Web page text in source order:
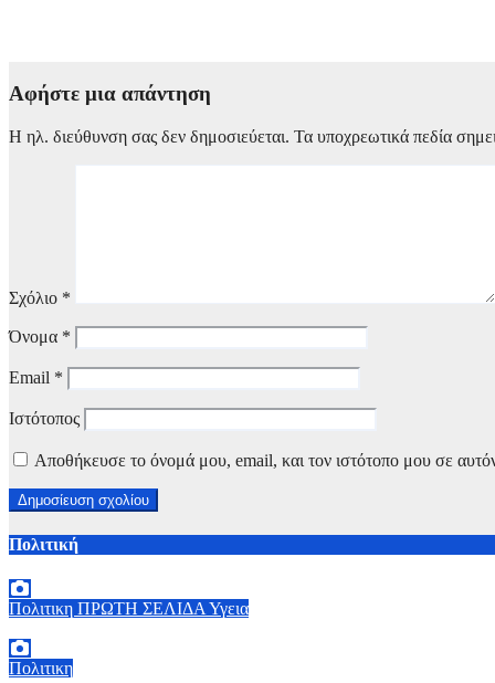
Αφήστε μια απάντηση
Η ηλ. διεύθυνση σας δεν δημοσιεύεται. Τα υποχρεωτικά πεδία
Σχόλιο *
Όνομα *
Email *
Ιστότοπος
Αποθήκευσε το όνομά μου, email, και τον ιστότοπο μου σε
Πολιτική
Πολιτικη ΠΡΩΤΗ ΣΕΛΙΔΑ Υγεια
Πολιτικη